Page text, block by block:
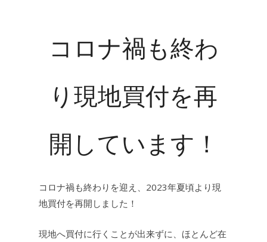
コロナ禍も終わ
り現地買付を再
開しています！
コロナ禍も終わりを迎え、2023年夏頃より現
地買付を再開しました！
現地へ買付に行くことが出来ずに、ほとんど在